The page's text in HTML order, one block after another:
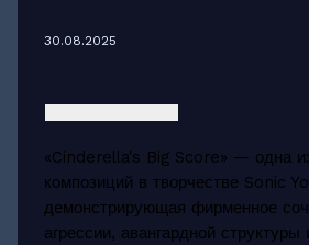
30.08.2025
«Cinderella's Big Score» — одна
композиций в творчестве Sonic
демонстрирующая фирменное
агрессии, авангардной структуры